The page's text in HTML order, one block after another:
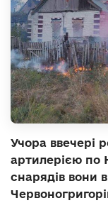
Учора ввечері
артилерією по
снарядів вони